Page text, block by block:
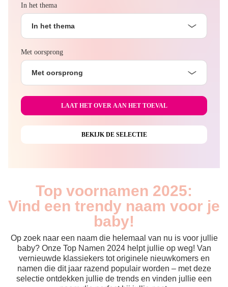
In het thema
In het thema
Met oorsprong
Met oorsprong
Top voornamen 2025:
Vind een trendy naam voor je
baby!
Op zoek naar een naam die helemaal van nu is voor jullie
baby? Onze Top Namen 2024 helpt jullie op weg! Van
vernieuwde klassiekers tot originele nieuwkomers en
namen die dit jaar razend populair worden – met deze
selectie ontdekken jullie de trends en vinden jullie een